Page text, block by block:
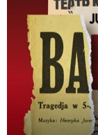
dźwiękowych